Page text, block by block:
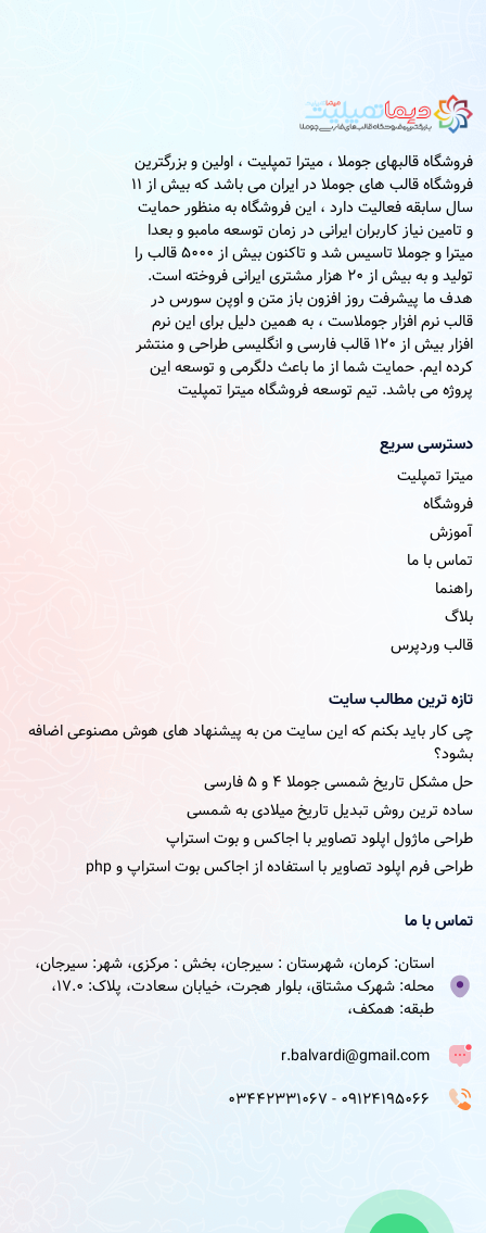
فروشگاه قالبهای جوملا ، میترا تمپلیت ، اولین و بزرگترین
فروشگاه قالب های جوملا در ایران می باشد که بیش از 11
سال سابقه فعالیت دارد ، این فروشگاه به منظور حمایت
و تامین نیاز کاربران ایرانی در زمان توسعه مامبو و بعدا
میترا و جوملا تاسیس شد و تاکنون بیش از 5000 قالب را
تولید و به بیش از 20 هزار مشتری ایرانی فروخته است.
هدف ما پیشرفت روز افزون باز متن و اوپن سورس در
قالب نرم افزار جوملاست ، به همین دلیل برای این نرم
افزار بیش از 120 قالب فارسی و انگلیسی طراحی و منتشر
کرده ایم. حمایت شما از ما باعث دلگرمی و توسعه این
پروژه می باشد. تیم توسعه فروشگاه میترا تمپلیت
دسترسی سریع
میترا تمپلیت
فروشگاه
آموزش
تماس با ما
راهنما
بلاگ
قالب وردپرس
تازه ترین مطالب سایت
چی کار باید بکنم که این سایت من به پیشنهاد های هوش مصنوعی اضافه
بشود؟
حل مشکل تاریخ شمسی جوملا ۴ و ۵ فارسی
ساده ترین روش تبدیل تاریخ میلادی به شمسی
طراحی ماژول اپلود تصاویر با اجاکس و بوت استراپ
طراحی فرم اپلود تصاویر با استفاده از اجاکس بوت استراپ و php
تماس با ما
استان: کرمان، شهرستان : سیرجان، بخش : مرکزی، شهر: سیرجان،
محله: شهرک مشتاق، بلوار هجرت، خیابان سعادت، پلاک: 17.0،
طبقه: همکف،